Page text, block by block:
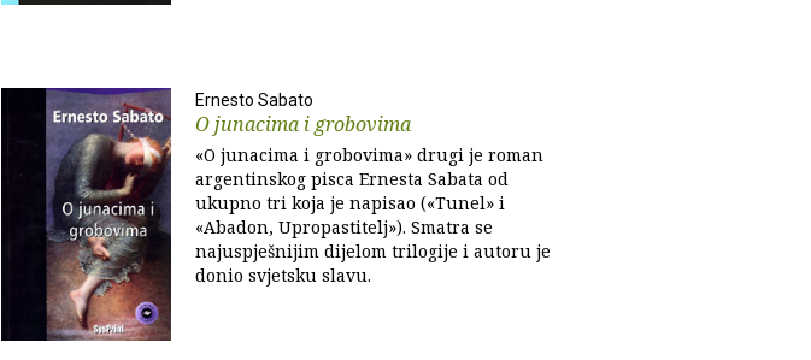
Ernesto Sabato
O junacima i grobovima
«O junacima i grobovima» drugi je roman
argentinskog pisca Ernesta Sabata od
ukupno tri koja je napisao («Tunel» i
«Abadon, Upropastitelj»). Smatra se
najuspješnijim dijelom trilogije i autoru je
donio svjetsku slavu.